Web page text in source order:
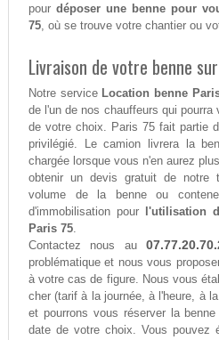
pour déposer une benne pour
75, où se trouve votre chantier ou
Livraison de votre benne
Notre service Location benne
de l'un de nos chauffeurs qui
de votre choix. Paris 75 fait partie
privilégié. Le camion livrera la
chargée lorsque vous n'en aurez
obtenir un devis gratuit de
volume de la benne ou
d'immobilisation pour
l'utilisation
Paris 75.
Contactez nous au
problématique et nous vous
à votre cas de figure. Nous vous
cher (tarif à la journée, à l'heure, à
et pourrons vous réserver la
date de votre choix. Vous pouvez